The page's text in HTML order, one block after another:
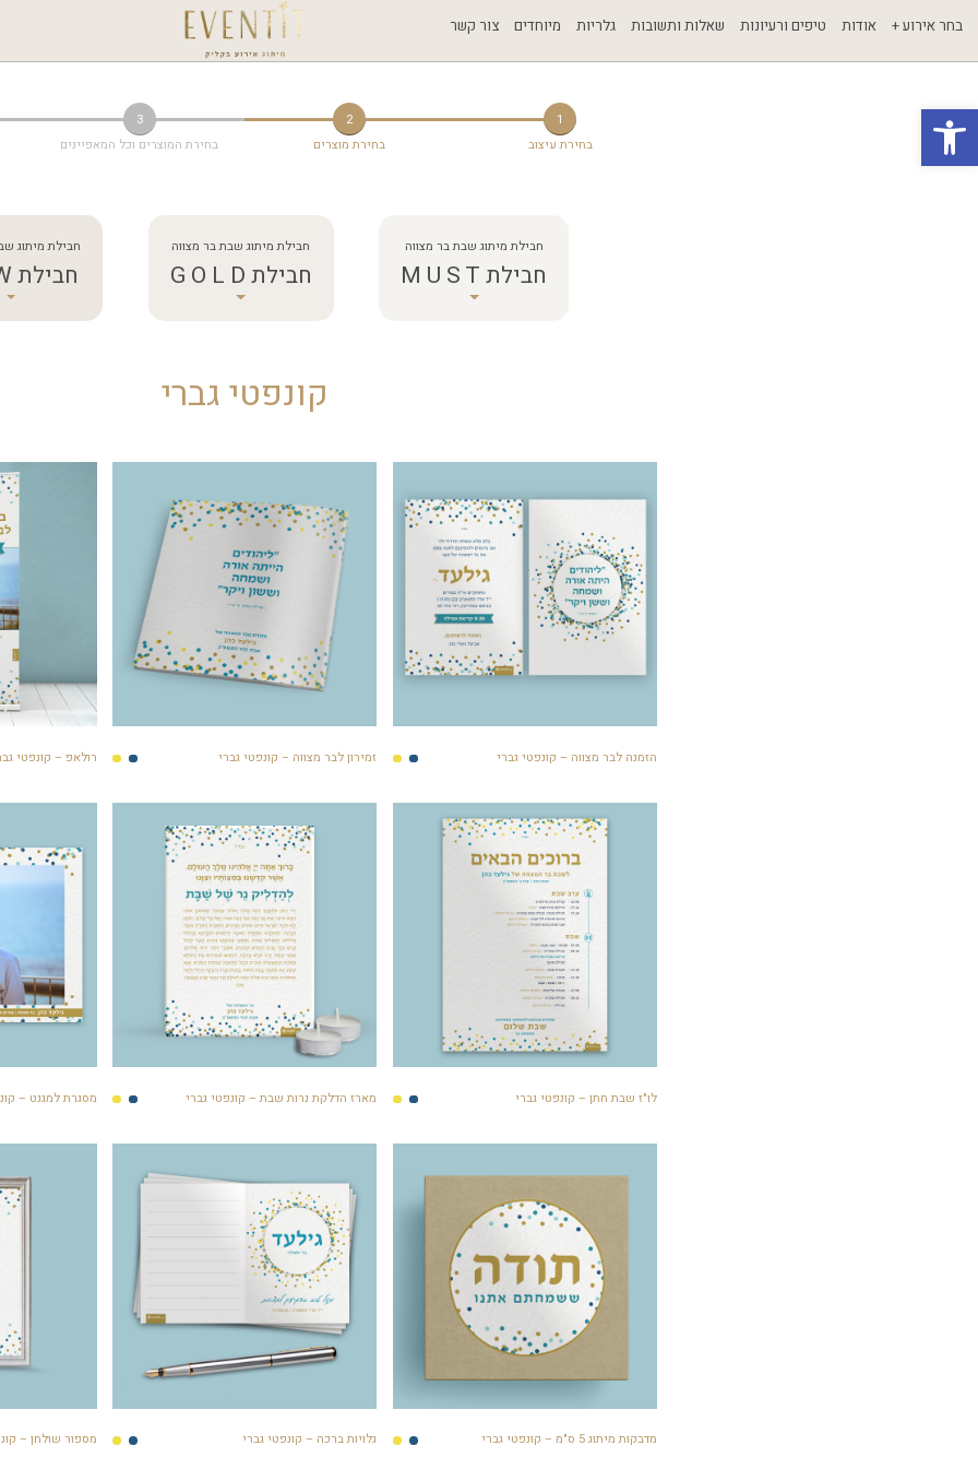
פתח סרגל נגישות
בחר אירוע + אודות טיפים ורעיונות שאלות ותשובות גלריות מיוחדים צור קשר
1
בחירת עיצוב
2
בחירת מוצרים
3
בחירת המוצרים וכל המאפיינים
חבילת מיתוג שבת בר מצווה
חבילת M U S T
חבילת מיתוג שבת בר מצווה
חבילת G O L D
חבילת מיתוג
חבילת W O W
קונפטי גברי
הזמנה לבר מצווה – קונפטי גברי זמירון לבר מצווה – קונפטי גברי רולאפ – קונפטי
לו"ז שבת חתן – קונפטי גברי מארז הדלקת נרות שבת – קונפטי גברי מסגרת למגנט –
מדבקות מיתוג 5 ס"מ – קונפטי גברי גלויות ברכה – קונפטי גברי מספור שולחן –